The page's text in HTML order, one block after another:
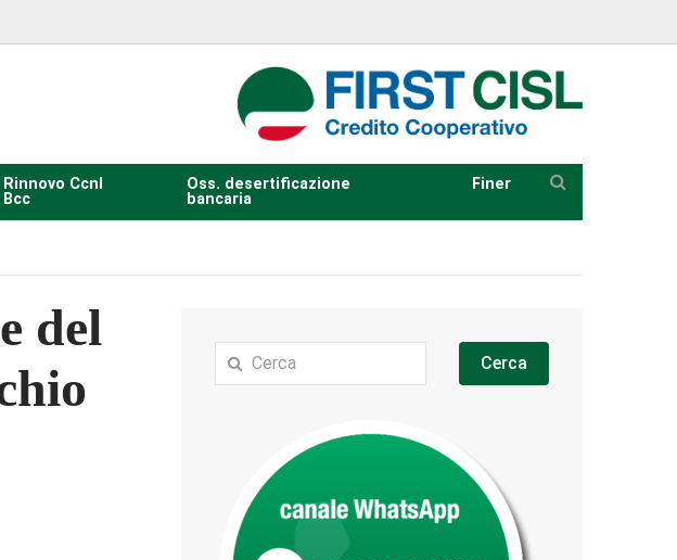
Rinnovo Ccnl
Bcc
Oss. desertificazione
bancaria
Finer
del
Cerca